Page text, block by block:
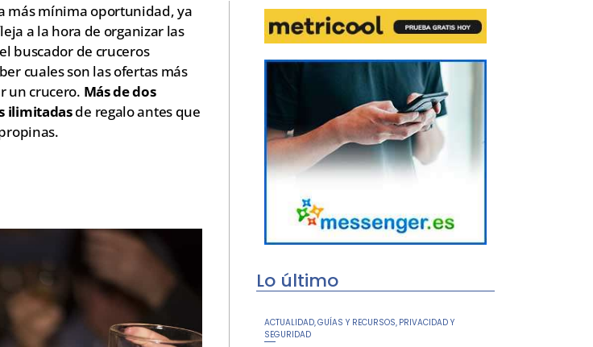
más mínima oportunidad, ya
a la hora de organizar las
buscador de cruceros
cuales son las ofertas más
un crucero. Más de dos
ilimitadasde regalo antes que
Lo último
ACTUALIDAD GUÍAS Y RECURSOS PRIVACIDAD Y
SEGURIDAD